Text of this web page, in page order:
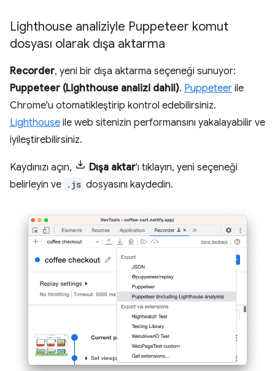
Lighthouse analiziyle Puppeteer komut
dosyası olarak dışa aktarma
Recorder, yeni bir dışa aktarma seçeneği sunuyor:
Puppeteer (Lighthouse analizi dahil). Puppeteer ile
Chrome'u otomatikleştirip kontrol edebilirsiniz.
Lighthouse ile web sitenizin performansını yakalayabilir ve
iyileştirebilirsiniz.
Kaydınızı açın, Dışa aktar'ı tıklayın, yeni seçeneği
belirleyin ve .js dosyasını kaydedin.